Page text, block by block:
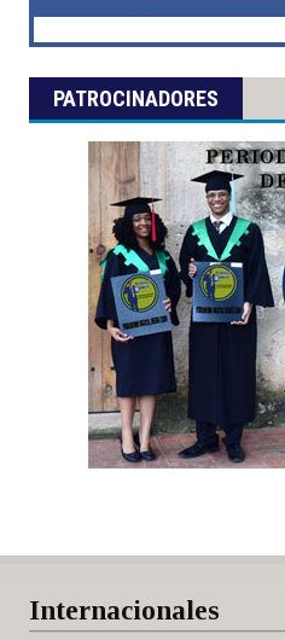
PATROCINADORES
Internacionales